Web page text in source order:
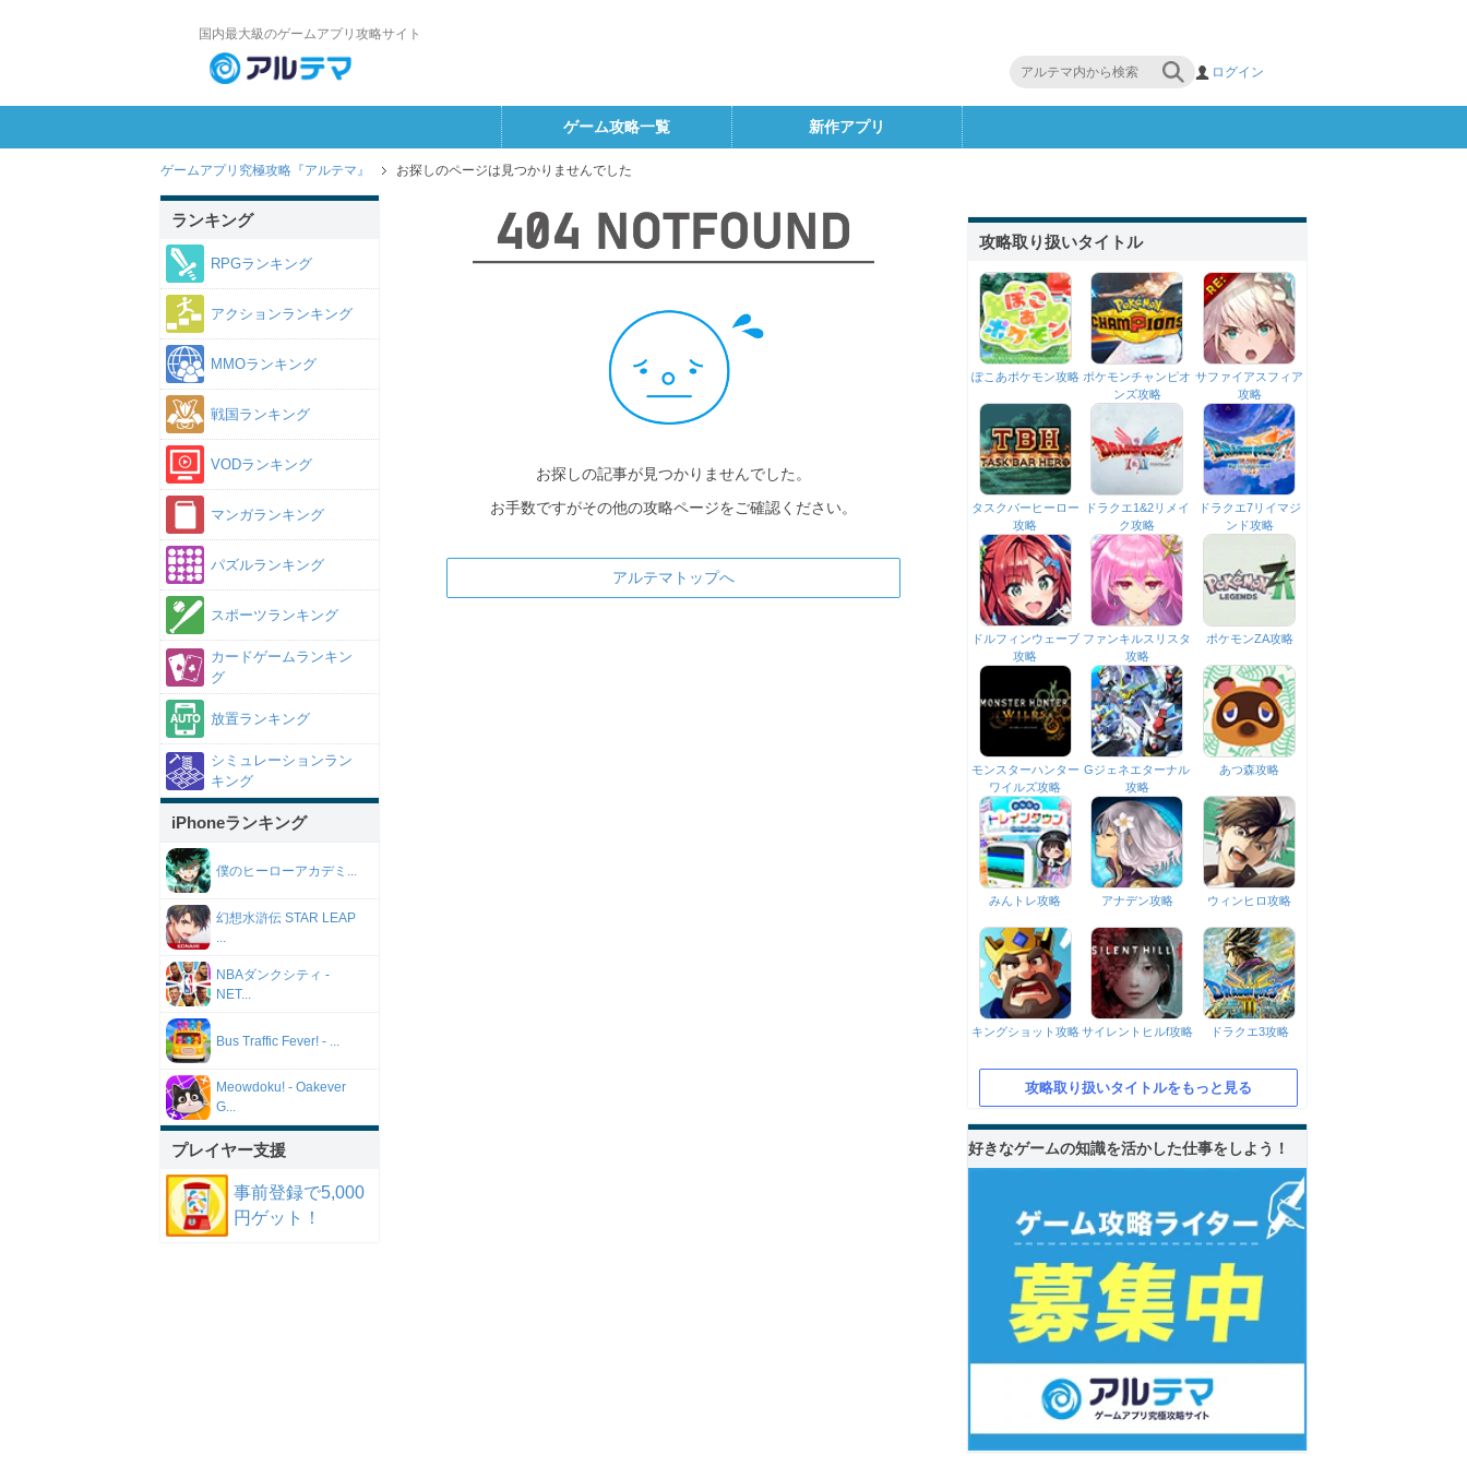
国内最大級のゲームアプリ攻略サイト
ログイン
ゲーム攻略一覧 新作アプリ
ゲームアプリ究極攻略『アルテマ』 お探しのページは見つかりませんでした
ランキング
RPGランキング
アクションランキング
MMOランキング
戦国ランキング
VODランキング
マンガランキング
パズルランキング
スポーツランキング
カードゲームランキン
グ
放置ランキング
シミュレーションラン
キング
iPhoneランキング
僕のヒーローアカデミ...
幻想水滸伝 STAR LEAP
NBAダンクシティ -
NET...
Bus Traffic Fever! - ...
Meowdoku! - Oakever
G...
プレイヤー支援
事前登録で5,000
円ゲット！
お探しの記事が見つかりませんでした。
お手数ですがその他の攻略ページをご確認ください。
アルテマトップへ
攻略取り扱いタイトル
ぽこあポケモン攻略 ポケモンチャンピオ
ンズ攻略
サファイアスフィア
攻略
タスクバーヒーロー
攻略
ドラクエ1&2リメイ
ク攻略
ドラクエ7リイマジ
ンド攻略
ドルフィンウェーブ
攻略
ファンキルスリスタ
攻略
ポケモンZA攻略
モンスターハンター
ワイルズ攻略
Gジェネエターナル
攻略
あつ森攻略
みんトレ攻略 アナデン攻略 ウィンヒロ攻略
キングショット攻略サイレントヒルf攻略 ドラクエ3攻略
攻略取り扱いタイトルをもっと見る
好きなゲームの知識を活かした仕事をしよう！